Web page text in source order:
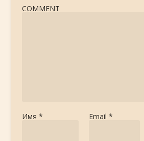
COMMENT
Имя * Email *